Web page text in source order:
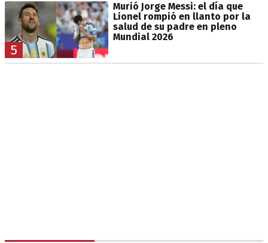
5
Murió Jorge Messi: el día que
Lionel rompió en llanto por la
salud de su padre en pleno
Mundial 2026